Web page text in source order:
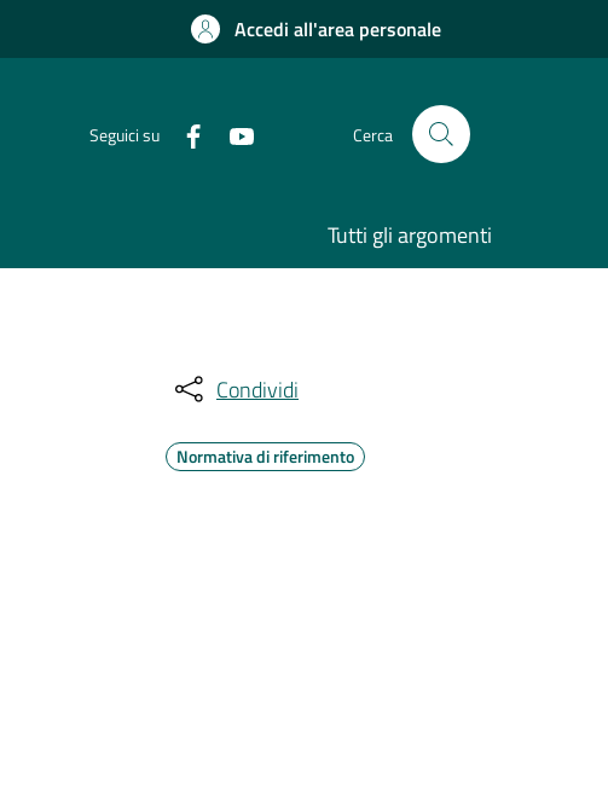
Accedi all'area personale
Seguici su Cerca
Tutti gli argomenti
Condividi
Normativa di riferimento